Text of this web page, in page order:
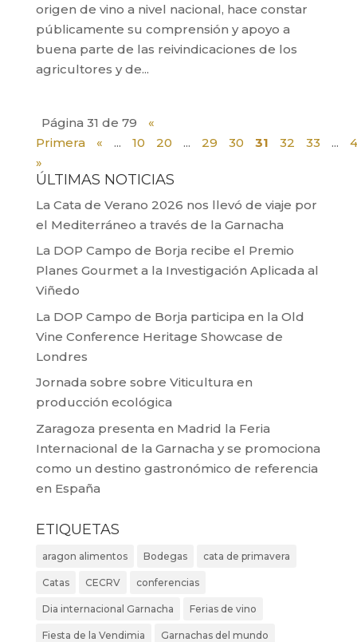
origen de vino a nivel nacional, hace constar
públicamente su comprensión y apoyo a
buena parte de las reivindicaciones de los
agricultores y de...
Página 31 de 79
«
Primera
« ... 10 20 ... 29 30 31 32 33 ...
»
ÚLTIMAS NOTICIAS
La Cata de Verano 2026 nos llevó de viaje por
el Mediterráneo a través de la Garnacha
La DOP Campo de Borja recibe el Premio
Planes Gourmet a la Investigación Aplicada al
Viñedo
La DOP Campo de Borja participa en la Old
Vine Conference Heritage Showcase de
Londres
Jornada sobre sobre Viticultura en
producción ecológica
Zaragoza presenta en Madrid la Feria
Internacional de la Garnacha y se promociona
como un destino gastronómico de referencia
en España
ETIQUETAS
aragon alimentos Bodegas cata de primavera
Catas CECRV conferencias
Dia internacional Garnacha Ferias de vino
Fiesta de la Vendimia Garnachas del mundo